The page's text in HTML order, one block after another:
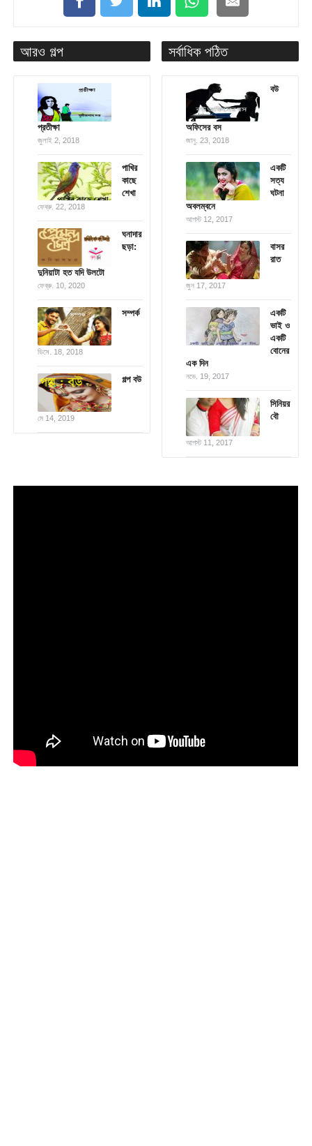
আরও গল্প
প্রতীক্ষা
জুলাই 2, 2018
পাখির
কাছে
শেখা
ফেব্রু. 22, 2018
ঘনাদার
ছড়া:
দুনিয়াটা হত যদি উলটো
ফেব্রু. 10, 2020
সম্পর্ক
ডিসে. 18, 2018
গল্প বউ
মে 14, 2019
সর্বাধিক পঠিত
বউ
অফিসের বস
জানু. 23, 2018
একটি
সত্য
ঘটনা
অবলম্বনে
আগস্ট 12, 2017
বাসর
রাত
জুন 17, 2017
একটি
ভাই ও
একটি
বোনের
এক দিন
নভে. 19, 2017
সিনিয়র
বৌ
আগস্ট 11, 2017